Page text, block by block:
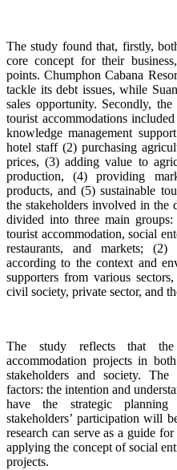
The study found that, firstly,
core concept for their
points. Chumphon Cabana
tackle its debt issues, while
sales opportunity. Secondly,
tourist accommodations
knowledge management
hotel staff (2) purchasing
prices, (3) adding value to
production, (4) providing
products, and (5) sustainable
the stakeholders involved in the
divided into three main
tourist accommodation, social
restaurants, and markets;
according to the context and
supporters from various
civil society, private sector, and
The study reflects that
accommodation projects in
stakeholders and society. The
factors: the intention and
have the strategic
stakeholders’ participation will
research can serve as a guide
applying the concept of social
projects.